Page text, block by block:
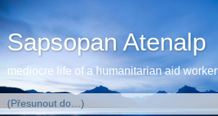
Sapsopan Atenalp
mediocre life of a humanitarian aid worker